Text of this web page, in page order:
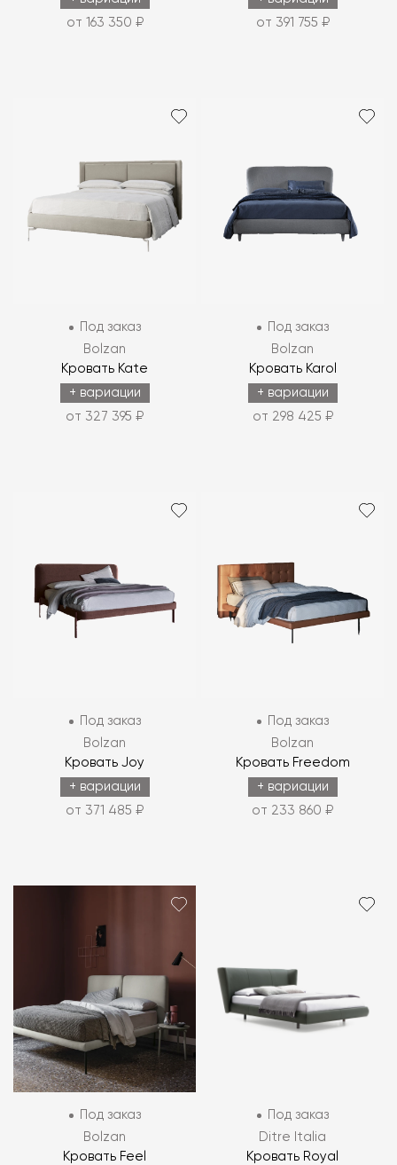
от 163 350 ₽
от 391 755 ₽
Под заказ
Bolzan
Кровать Kate
+ вариации
от 327 395 ₽
Под заказ
Bolzan
Кровать Karol
+ вариации
от 298 425 ₽
Под заказ
Bolzan
Кровать Joy
+ вариации
от 371 485 ₽
Под заказ
Bolzan
Кровать Freedom
+ вариации
от 233 860 ₽
Под заказ
Bolzan
Кровать Feel
Под заказ
Ditre Italia
Кровать Royal